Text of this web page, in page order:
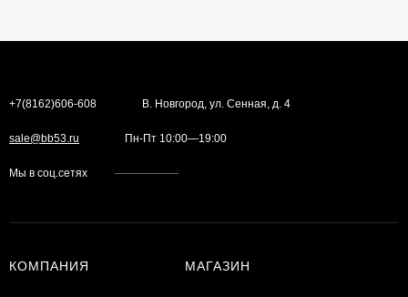
+7(8162)606-608 В. Новгород, ул. Сенная, д. 4
sale@bb53.ru Пн-Пт 10:00—19:00
Мы в соц.сетях
КОМПАНИЯ МАГАЗИН